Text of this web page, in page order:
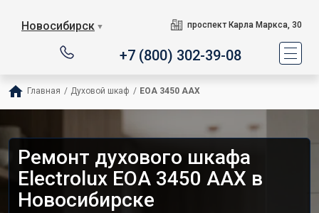
Новосибирск ▼ проспект Карла Маркса, 30
+7 (800) 302-39-08
Главная / Духовой шкаф / EOA 3450 AAX
Ремонт духового шкафа
Electrolux EOA 3450 AAX в
Новосибирске